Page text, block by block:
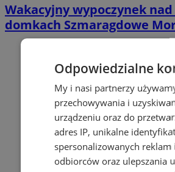
Wakacyjny wypoczynek
domkach Szmaragdowe
Odpowiedzialne
My i nasi partnerzy
przechowywania i
urządzeniu oraz do
adres IP, unikalne
spersonalizowanych
odbiorców oraz ulepszania